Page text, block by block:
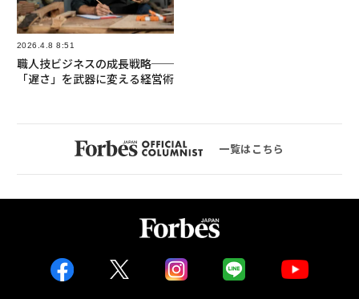
2026.4.8 8:51
職人技ビジネスの成長戦略──
「遅さ」を武器に変える経営術
一覧はこちら